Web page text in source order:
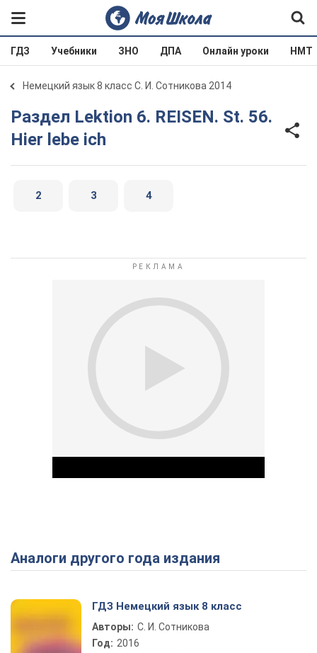
ГДЗ Учебники ЗНО ДПА Онлайн уроки НМТ
Немецкий язык 8 класс С. И. Сотникова 2014
Раздел Lektion 6. REISEN. St. 56.
Hier lebe ich
2 3 4
Play Video
Аналоги другого года издания
ГДЗ Немецкий язык 8 класс
Авторы: С. И. Сотникова
Год: 2016